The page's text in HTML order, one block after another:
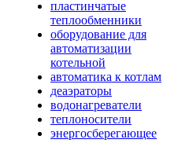
пластинчатые
теплообменники
оборудование для
автоматизации
котельной
автоматика к котлам
деаэраторы
водонагреватели
теплоносители
энергосберегающее